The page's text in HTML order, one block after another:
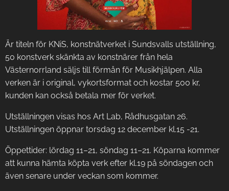
Är titeln för KNiS, konstnätverket i Sundsvalls utställning,
50 konstverk skänkta av konstnärer från hela
Västernorrland säljs till förmån för Musikhjälpen. Alla
verken är i original, vykortsformat och kostar 500 kr,
kunden kan också betala mer för verket.
Utställningen visas hos Art Lab, Rådhusgatan 26.
Utställningen öppnar torsdag 12 december kl.15 -21.
Öppettider: lördag 11–21, söndag 11–21. Köparna kommer
att kunna hämta köpta verk efter kl.19 på söndagen och
även senare under veckan som kommer.